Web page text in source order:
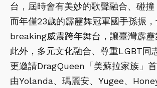
台，屆時會有美妙的歌聲融合、碰撞
而年僅23歲的霹靂舞冠軍國手孫振，
breaking威震跨年舞台，讓臺灣霹靂
此外，多元文化融合、尊重LGBT同
更邀請DragQueen「美蘇拉家族」
由Yolanda、瑪麗安、Yugee、